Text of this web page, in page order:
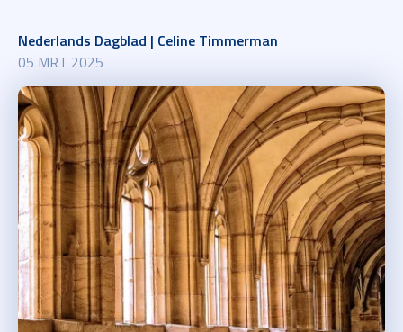
Nederlands Dagblad | Celine Timmerman
05 MRT 2025